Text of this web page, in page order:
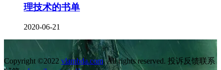
理技术的书单
2020-06-21
Copyright ©2022 vlambda.com. All rights reserved. 投诉反馈联系